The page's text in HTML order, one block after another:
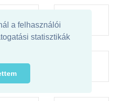
a felhasználói
statisztikák
U
Ű